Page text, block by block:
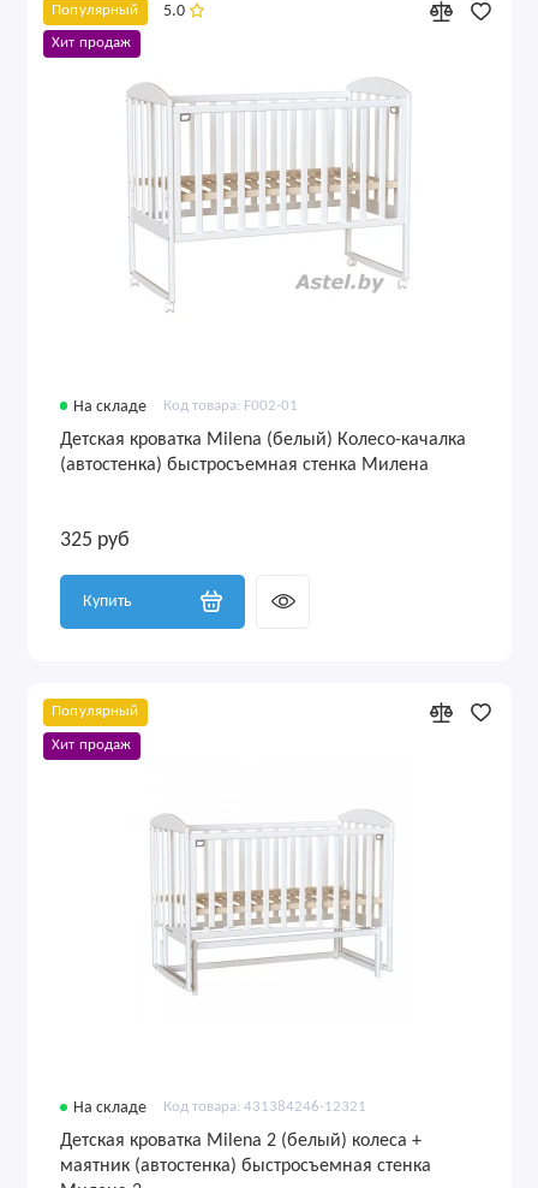
Популярный
Хит продаж
5.0
На складе Код товара: F002-01
Детская кроватка Milena (белый) Колесо-качалка
(автостенка) быстросъемная стенка Милена
325 руб
Купить
Популярный
Хит продаж
На складе Код товара: 431384246-12321
Детская кроватка Milena 2 (белый) колеса +
маятник (автостенка) быстросъемная стенка